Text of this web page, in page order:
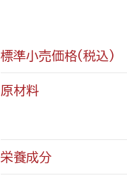
標準小売価格(税込)
原材料
栄養成分